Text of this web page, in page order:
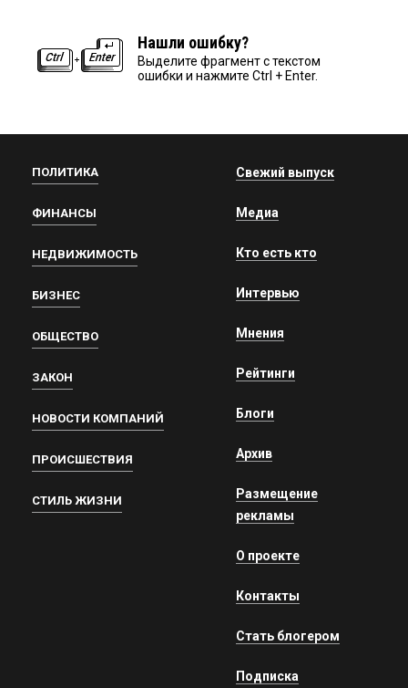
Нашли ошибку?
Выделите фрагмент с текстом
ошибки и нажмите Ctrl + Enter.
ПОЛИТИКА
ФИНАНСЫ
НЕДВИЖИМОСТЬ
БИЗНЕС
ОБЩЕСТВО
ЗАКОН
НОВОСТИ КОМПАНИЙ
ПРОИСШЕСТВИЯ
СТИЛЬ ЖИЗНИ
Свежий выпуск
Медиа
Кто есть кто
Интервью
Мнения
Рейтинги
Блоги
Архив
Размещение
рекламы
О проекте
Контакты
Стать блогером
Подписка